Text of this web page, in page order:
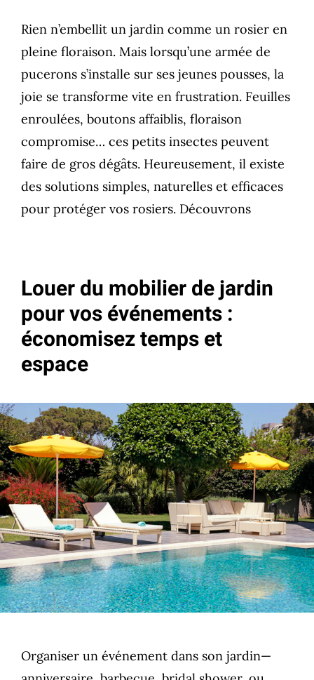
Rien n’embellit un jardin comme un rosier en
pleine floraison. Mais lorsqu’une armée de
pucerons s’installe sur ses jeunes pousses, la
joie se transforme vite en frustration. Feuilles
enroulées, boutons affaiblis, floraison
compromise… ces petits insectes peuvent
faire de gros dégâts. Heureusement, il existe
des solutions simples, naturelles et efficaces
pour protéger vos rosiers. Découvrons
Louer du mobilier de jardin
pour vos événements :
économisez temps et
espace
Organiser un événement dans son jardin—